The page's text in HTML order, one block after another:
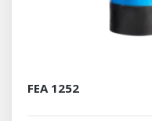
FEA 1252